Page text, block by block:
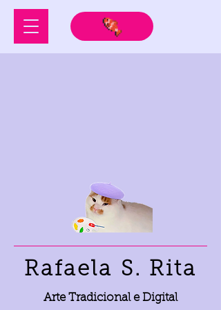
Rafaela S. Rita
Arte Tradicional e Digital